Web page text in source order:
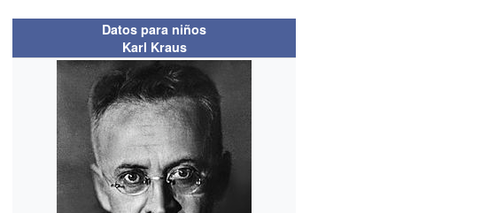
Datos para niños
Karl Kraus